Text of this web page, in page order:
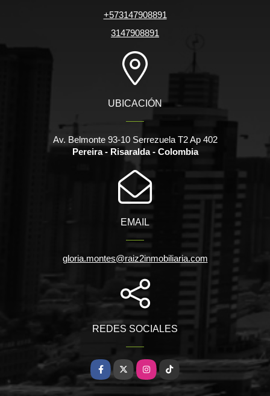
+573147908891
3147908891
UBICACIÓN
Av. Belmonte 93-10 Serrezuela T2 Ap 402
Pereira - Risaralda - Colombia
EMAIL
gloria.montes@raiz2inmobiliaria.com
REDES SOCIALES
Facebook
X Instagram
TikTok